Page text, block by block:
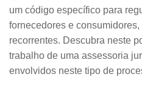
um código específico para
fornecedores e
recorrentes. Descubra neste
trabalho de uma assessoria
envolvidos neste tipo de